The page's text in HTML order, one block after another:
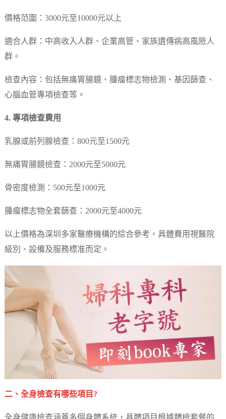
價格范圍：3000元至10000元以上
適合人群：中高收入人群、企業高管、家族遺傳病高風險人
群。
檢查內容：包括無痛胃腸鏡、腫瘤標志物檢測、基因篩查、
心腦血管專項檢查等。
4. 專項檢查費用
乳腺或前列腺檢查：800元至1500元
無痛胃腸鏡檢查：2000元至5000元
骨密度檢測：500元至1000元
腫瘤標志物全套篩查：2000元至4000元
以上價格為深圳多家醫療機構的綜合參考，具體費用視醫院
級別、設備及服務標准而定。
二、全身檢查有哪些項目?